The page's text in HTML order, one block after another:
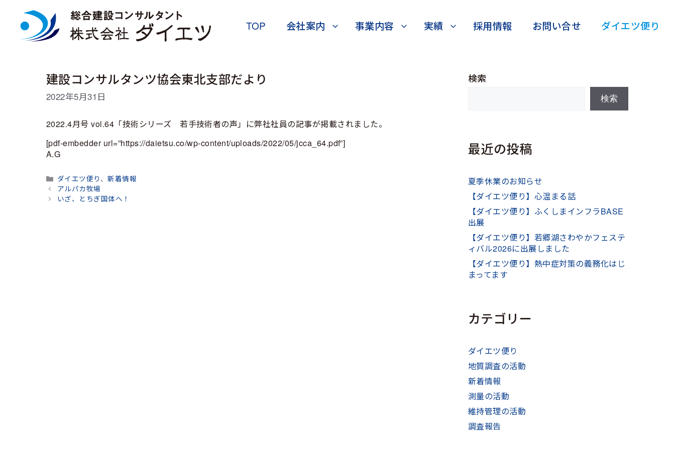
TOP 会社案内 事業内容 実績 採用情報 お問い合せ ダイエツ便り
建設コンサルタンツ協会東北支部だより
2022年5月31日
2022.4月号 vol.64「技術シリーズ 若手技術者の声」に弊社社員の記事が掲載されました。
[pdf-embedder url=”https://daietsu.co/wp-content/uploads/2022/05/jcca_64.pdf”]
A.G
カ
テ
ゴ
ダイエツ便り 、新着情報
アルパカ牧場
いざ、とちぎ国体へ！
検索
検索
最近の投稿
夏季休業のお知らせ
【ダイエツ便り】心温まる話
【ダイエツ便り】ふくしまインフラBASE
出展
【ダイエツ便り】若郷湖さわやかフェステ
ィバル2026に出展しました
【ダイエツ便り】熱中症対策の義務化はじ
まってます
カテゴリー
ダイエツ便り
地質調査の活動
新着情報
測量の活動
維持管理の活動
調査報告